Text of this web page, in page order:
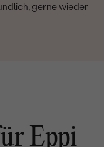
gerne wieder
Eppi